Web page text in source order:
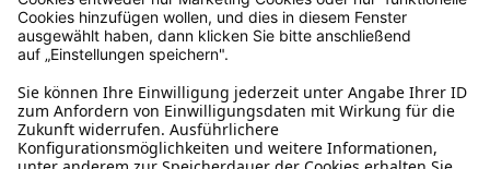
Schreibe uns
verkauf@schecker.de
WhatsApp Support
+49 1520 8997191